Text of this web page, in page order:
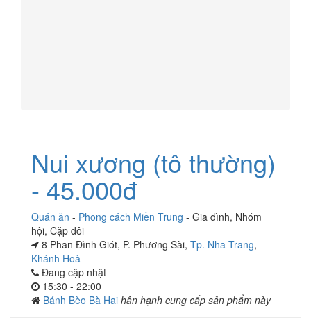
Nui xương (tô thường)
- 45.000đ
Quán ăn - Phong cách Miền Trung - Gia đình, Nhóm
hội, Cặp đôi
8 Phan Đình Giót, P. Phương Sài, Tp. Nha Trang,
Khánh Hoà
Đang cập nhật
15:30 - 22:00
Bánh Bèo Bà Hai hân hạnh cung cấp sản phẩm này